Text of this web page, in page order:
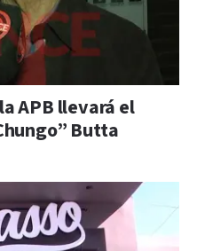
APB llevará el
Butta